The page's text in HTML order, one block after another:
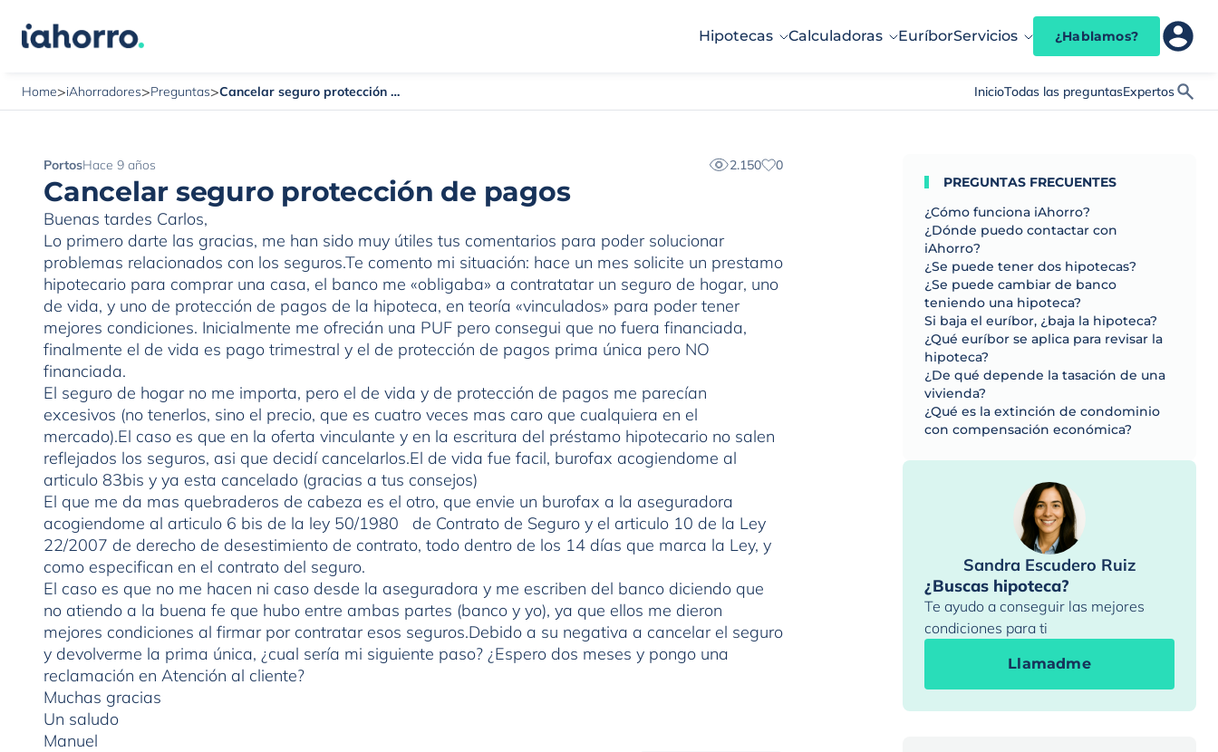
Hipotecas Calculadoras EuríborServicios ¿Hablamos?
Home>iAhorradores>Preguntas> Cancelar seguro protección de pagos InicioTodas las preguntasExpertos
PortosHace 9 años 2.150 0
Cancelar seguro protección de pagos
Buenas tardes Carlos,
Lo primero darte las gracias, me han sido muy útiles tus comentarios para poder solucionar
problemas relacionados con los seguros.Te comento mi situación: hace un mes solicite un prestamo
hipotecario para comprar una casa, el banco me «obligaba» a contratatar un seguro de hogar, uno
de vida, y uno de protección de pagos de la hipoteca, en teoría «vinculados» para poder tener
mejores condiciones. Inicialmente me ofrecián una PUF pero consegui que no fuera financiada,
finalmente el de vida es pago trimestral y el de protección de pagos prima única pero NO
financiada.
El seguro de hogar no me importa, pero el de vida y de protección de pagos me parecían
excesivos (no tenerlos, sino el precio, que es cuatro veces mas caro que cualquiera en el
mercado).El caso es que en la oferta vinculante y en la escritura del préstamo hipotecario no salen
reflejados los seguros, asi que decidí cancelarlos.El de vida fue facil, burofax acogiendome al
articulo 83bis y ya esta cancelado (gracias a tus consejos)
El que me da mas quebraderos de cabeza es el otro, que envie un burofax a la aseguradora
acogiendome al articulo 6 bis de la ley 50/1980 de Contrato de Seguro y el articulo 10 de la Ley
22/2007 de derecho de desestimiento de contrato, todo dentro de los 14 días que marca la Ley, y
como especifican en el contrato del seguro.
El caso es que no me hacen ni caso desde la aseguradora y me escriben del banco diciendo que
no atiendo a la buena fe que hubo entre ambas partes (banco y yo), ya que ellos me dieron
mejores condiciones al firmar por contratar esos seguros.Debido a su negativa a cancelar el seguro
y devolverme la prima única, ¿cual sería mi siguiente paso? ¿Espero dos meses y pongo una
reclamación en Atención al cliente?
Muchas gracias
Un saludo
Manuel
PREGUNTAS FRECUENTES
¿Cómo funciona iAhorro?
¿Dónde puedo contactar con
iAhorro?
¿Se puede tener dos hipotecas?
¿Se puede cambiar de banco
teniendo una hipoteca?
Si baja el euríbor, ¿baja la hipoteca?
¿Qué euríbor se aplica para revisar la
hipoteca?
¿De qué depende la tasación de una
vivienda?
¿Qué es la extinción de condominio
con compensación económica?
Sandra Escudero Ruiz
¿Buscas hipoteca?
Te ayudo a conseguir las mejores
condiciones para ti
Llamadme